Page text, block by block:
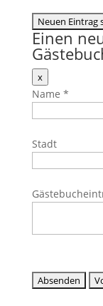
Einen
xDieses
Formular
ausblenden
Name *
Stadt